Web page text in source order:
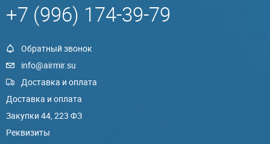
+7 (996) 174-39-79
Обратный звонок
info@airmir.su
Доставка и оплата
Доставка и оплата
Закупки 44, 223 ФЗ
Реквизиты